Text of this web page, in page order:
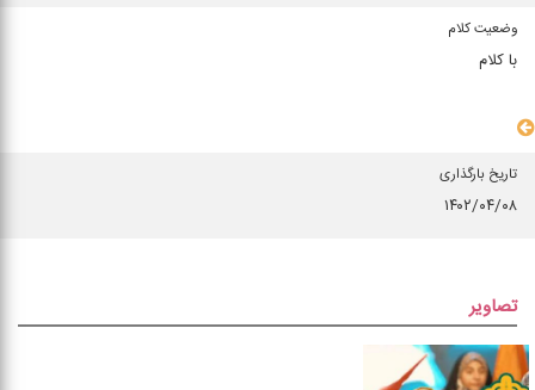
وضعیت کلام
با کلام
تاریخ بارگذاری
۱۴۰۲/۰۴/۰۸
تصاویر